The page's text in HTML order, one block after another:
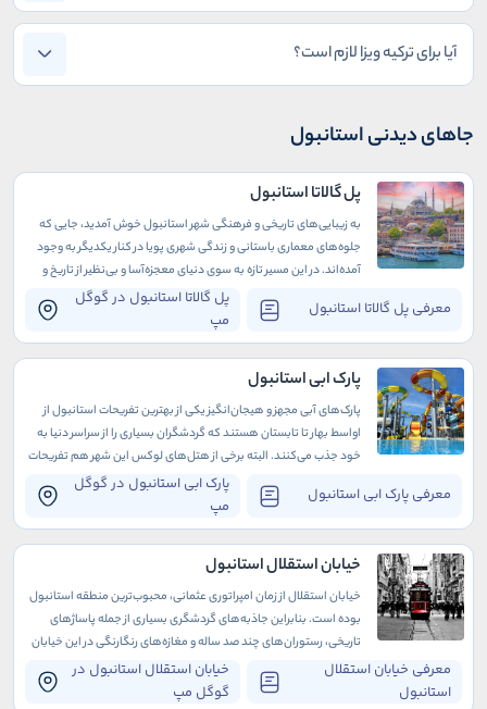
آیا برای ترکیه ویزا لازم است؟
جاهای دیدنی استانبول
پل گالاتا استانبول
معرفی پل گالاتا استانبول
پل گالاتا استانبول در گوگل
مپ
به زیبایی‌های تاریخی و فرهنگی شهر استانبول خوش آمدید، جایی که
جلوه‌های معماری باستانی و زندگی شهری پویا در کنار یکدیگر به وجود
آمده‌اند. در این مسیر تازه‌ به سوی دنیای معجزه‌آسا و بی‌نظیر از تاریخ و
فرهنگ، به دیدار یک اثر جذاب در دسترس خوش آمدید: پل گالاتا.
پارک ابی استانبول
معرفی پارک ابی استانبول
پارک ابی استانبول در گوگل
مپ
پارک‌های آبی مجهز و هیجان‌انگیز یکی از بهترین تفریحات استانبول از
اواسط بهار تا تابستان هستند که گردشگران بسیاری را از سراسر دنیا به
خود جذب می‌کنند. البته برخی از هتل‌های لوکس این شهر هم تفریحات
آبی متعددی دارند که دوران اقامت شما را به مراتب لذت‌بخش‌تر
می‌سازند.
خیابان استقلال استانبول
معرفی خیابان استقلال
استانبول
خیابان استقلال استانبول در
گوگل مپ
خیابان استقلال از زمان امپراتوری عثمانی، محبوب‌ترین منطقه استانبول
بوده است. بنابراین جاذبه‌های گردشگری بسیاری از جمله پاساژهای
تاریخی، رستوران‌های چند صد ساله و مغازه‌های رنگارنگی در این خیابان
وجود دارد.